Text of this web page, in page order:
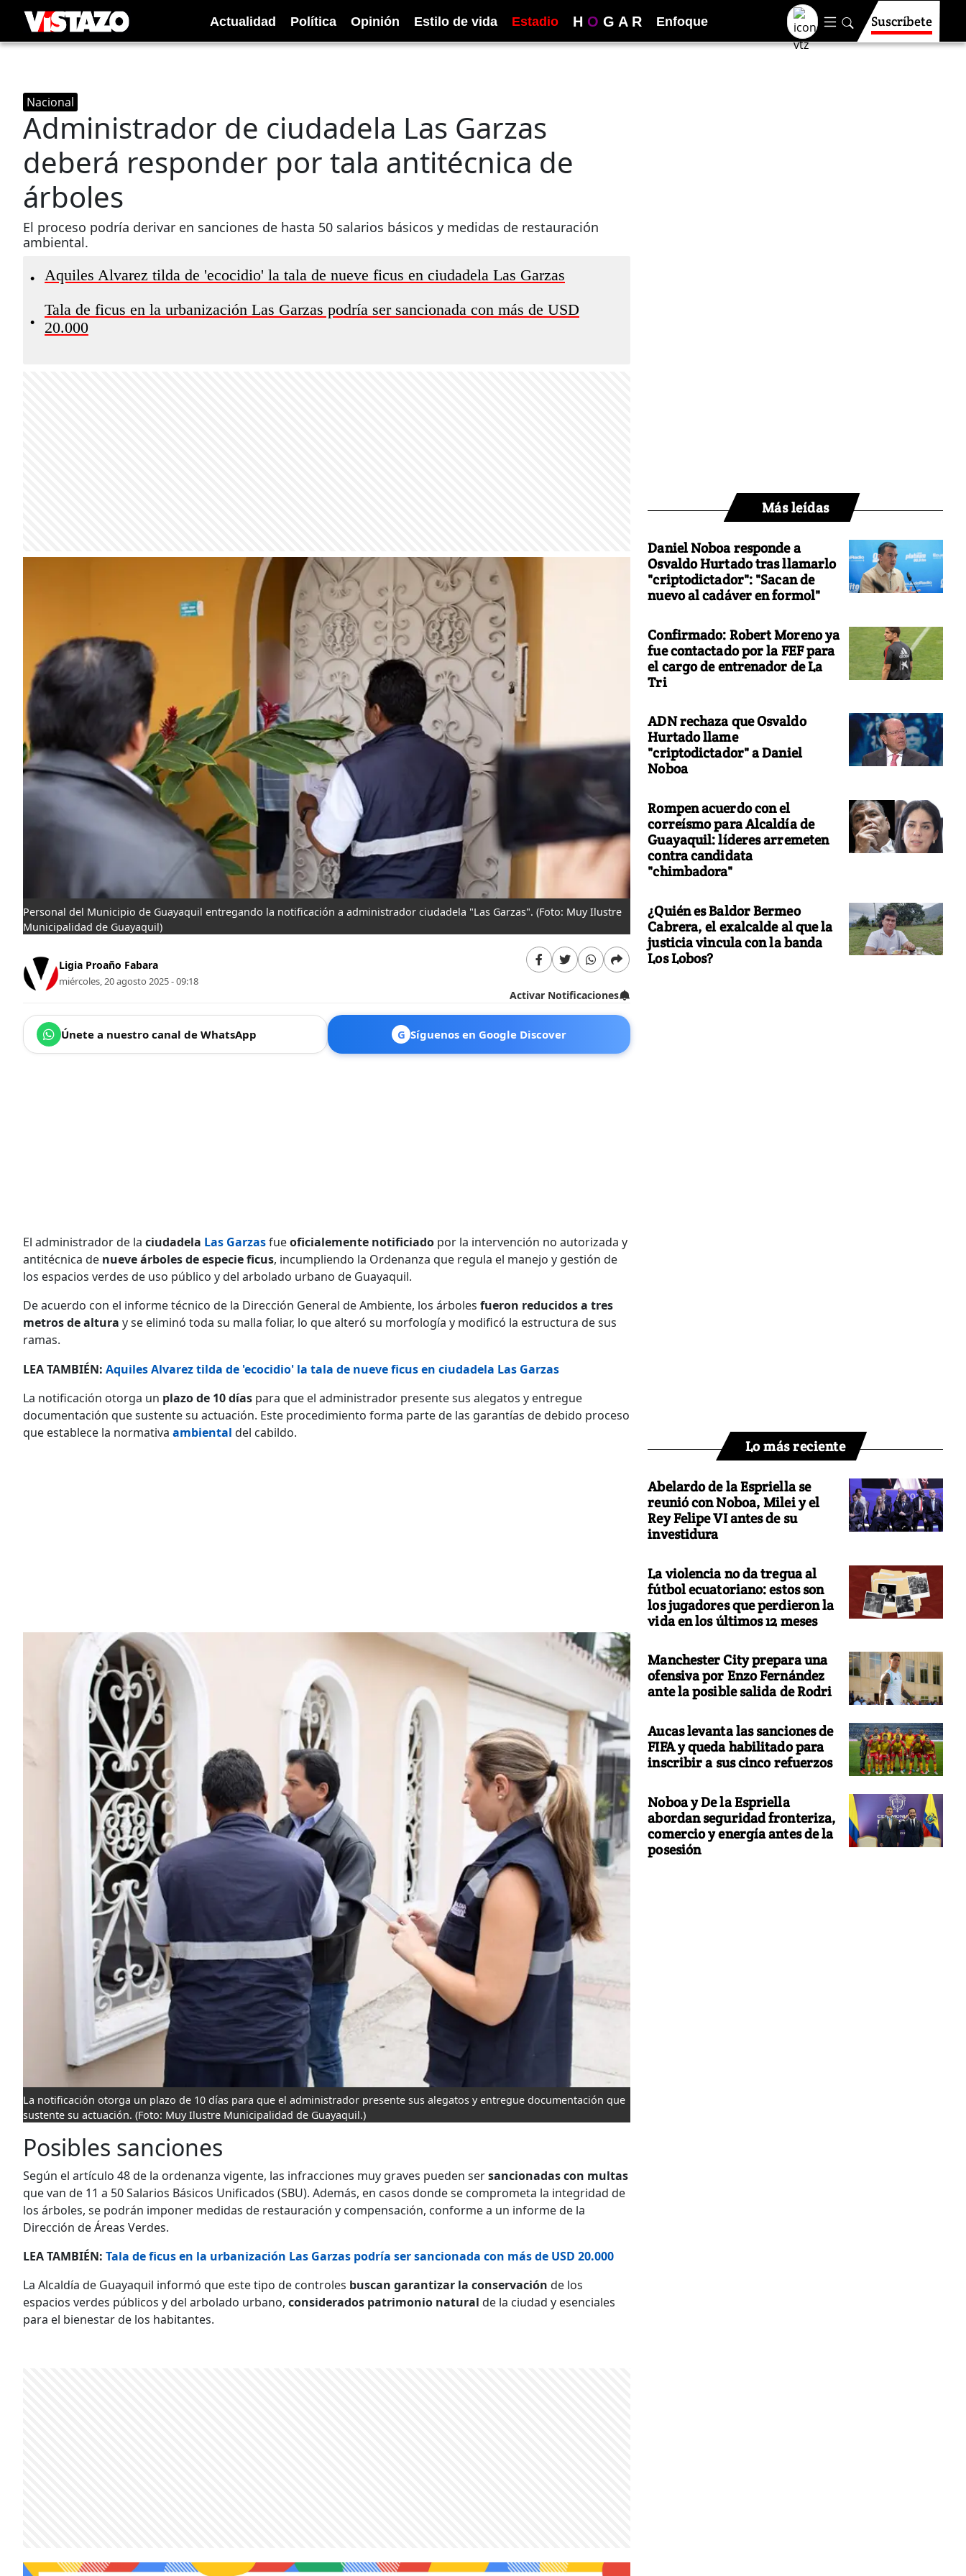
Actualidad Política Opinión Estilo de vida Estadio H O G A R Enfoque Suscríbete
Nacional
Administrador de ciudadela Las Garzas
deberá responder por tala antitécnica de
árboles
El proceso podría derivar en sanciones de hasta 50 salarios básicos y medidas de restauración
ambiental.
• Aquiles Alvarez tilda de 'ecocidio' la tala de nueve ficus en ciudadela Las Garzas
•
Tala de ficus en la urbanización Las Garzas podría ser sancionada con más de USD
20.000
Personal del Municipio de Guayaquil entregando la notificación a administrador ciudadela "Las Garzas". (Foto: Muy Ilustre
Municipalidad de Guayaquil)
Ligia Proaño Fabara
miércoles, 20 agosto 2025 - 09:18
Activar Notificaciones
Únete a nuestro canal de WhatsApp G Síguenos en Google Discover
El administrador de la ciudadela Las Garzasfueoficialemente notificiado por la intervención no autorizada y
antitécnica de nueve árboles de especie ficus, incumpliendo la Ordenanza que regula el manejo y gestión de
los espacios verdes de uso público y del arbolado urbano de Guayaquil.
De acuerdo con el informe técnico de la Dirección General de Ambiente, los árboles fueron reducidos a tres
metros de altura y se eliminó toda su malla foliar, lo que alteró su morfología y modificó la estructura de sus
ramas.
LEA TAMBIÉN: Aquiles Alvarez tilda de 'ecocidio' la tala de nueve ficus en ciudadela Las Garzas
La notificación otorga un plazo de 10 días para que el administrador presente sus alegatos y entregue
documentación que sustente su actuación. Este procedimiento forma parte de las garantías de debido proceso
que establece la normativa ambiental del cabildo.
La notificación otorga un plazo de 10 días para que el administrador presente sus alegatos y entregue documentación que
sustente su actuación. (Foto: Muy Ilustre Municipalidad de Guayaquil.)
Posibles sanciones
Según el artículo 48 de la ordenanza vigente, las infracciones muy graves pueden sersancionadas con multas
que van de 11 a 50 Salarios Básicos Unificados (SBU). Además, en casos donde se comprometa la integridad de
los árboles, se podrán imponer medidas de restauración y compensación, conforme a un informe de la
Dirección de Áreas Verdes.
LEA TAMBIÉN: Tala de ficus en la urbanización Las Garzas podría ser sancionada con más de USD 20.000
La Alcaldía de Guayaquil informó que este tipo de controles buscan garantizar la conservación de los
espacios verdes públicos y del arbolado urbano, considerados patrimonio natural de la ciudad y esenciales
para el bienestar de los habitantes.
Más leídas
Daniel Noboa responde a
Osvaldo Hurtado tras llamarlo
"criptodictador": "Sacan de
nuevo al cadáver en formol"
Confirmado: Robert Moreno ya
fue contactado por la FEF para
el cargo de entrenador de La
Tri
ADN rechaza que Osvaldo
Hurtado llame
"criptodictador" a Daniel
Noboa
Rompen acuerdo con el
correísmo para Alcaldía de
Guayaquil: líderes arremeten
contra candidata
"chimbadora"
¿Quién es Baldor Bermeo
Cabrera, el exalcalde al que la
justicia vincula con la banda
Los Lobos?
Lo más reciente
Abelardo de la Espriella se
reunió con Noboa, Milei y el
Rey Felipe VI antes de su
investidura
La violencia no da tregua al
fútbol ecuatoriano: estos son
los jugadores que perdieron la
vida en los últimos 12 meses
Manchester City prepara una
ofensiva por Enzo Fernández
ante la posible salida de Rodri
Aucas levanta las sanciones de
FIFA y queda habilitado para
inscribir a sus cinco refuerzos
Noboa y De la Espriella
abordan seguridad fronteriza,
comercio y energía antes de la
posesión